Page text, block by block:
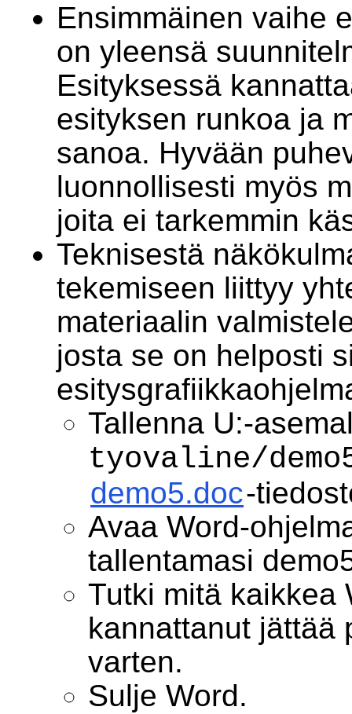
Ensimmäinen vaihe
on yleensä
Esityksessä
esityksen runkoa ja
sanoa. Hyvään
luonnollisesti myös
joita ei tarkemmin
Teknisestä
tekemiseen liittyy
materiaalin
josta se on helposti
Tallenna U:-
tyovaline/
demo5.doc-
Avaa Word-
tallentamasi
Tutki mitä kaikkea
kannattanut jättää
varten.
Sulje Word.